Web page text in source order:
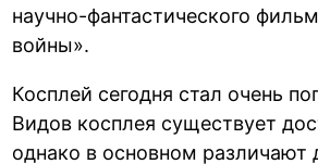
научно-фантастического
войны».
Косплей сегодня стал очень
Видов косплея существует
однако в основном различают